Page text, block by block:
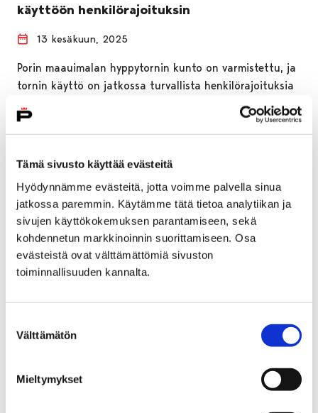
Tämä sivusto käyttää evästeitä
Hyödynnämme evästeitä, jotta voimme palvella sinua
jatkossa paremmin. Käytämme tätä tietoa analytiikan ja
sivujen käyttökokemuksen parantamiseen, sekä
kohdennetun markkinoinnin suorittamiseen. Osa
evästeistä ovat välttämättömiä sivuston
toiminnallisuuden kannalta.
valinta
Välttämätön
Mieltymykset
käyttöön henkilörajoituksin
13 kesäkuun, 2025
Porin maauimalan hyppytornin kunto on varmistettu, ja
tornin käyttö on jatkossa turvallista henkilörajoituksia
noudattamalla. Yhdellä hyppylavalla saa maanantaista
16. kesäkuuta…
Ruosniemen uudet kuntoportaat